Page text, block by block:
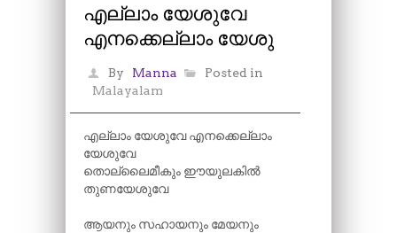
എല്ല‍ാം യേശുവേ
എനക്കെല്ല‍ാം യേശു
By Manna
Posted in
Malayalam
എല്ലാം യേശുവേ എനക്കെല്ലാം
യേശുവേ
തൊല്ലൈമീകും ഈയുലകിൽ
തുണയേശുവേ
ആയനും സഹായനും മേയനും